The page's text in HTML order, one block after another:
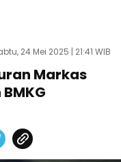
24 Mei 2025 | 21:41 WIB
Markas